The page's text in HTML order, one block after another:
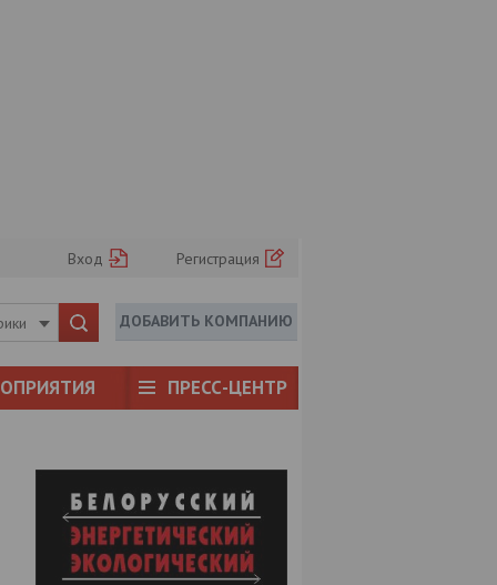
Вход Регистрация
ДОБАВИТЬ КОМПАНИЮ
ПРЕСС-ЦЕНТР